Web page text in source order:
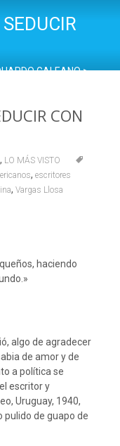
GALEANO>
CON
, LO MÁS VISTO
, escritores
, Vargas Llosa
haciendo
algo de agradecer
de amor y de
a política se
escritor y
Uruguay, 1940,
pulido de guapo de